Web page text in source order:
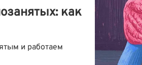
как
и работаем